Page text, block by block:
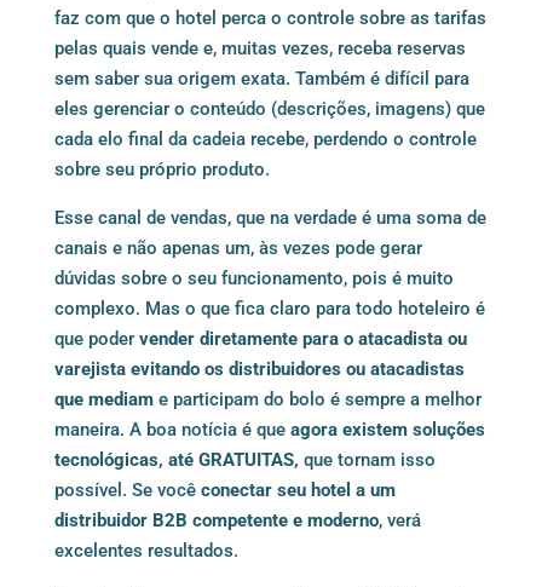
faz com que o hotel perca o controle sobre as tarifas
pelas quais vende e, muitas vezes, receba reservas
sem saber sua origem exata. Também é difícil para
eles gerenciar o conteúdo (descrições, imagens) que
cada elo final da cadeia recebe, perdendo o controle
sobre seu próprio produto.
Esse canal de vendas, que na verdade é uma soma de
canais e não apenas um, às vezes pode gerar
dúvidas sobre o seu funcionamento, pois é muito
complexo. Mas o que fica claro para todo hoteleiro é
que poder vender diretamente para o atacadista ou
varejista evitando os distribuidores ou atacadistas
que mediame participam do bolo é sempre a melhor
maneira. A boa notícia é que agora existem soluções
tecnológicas, até GRATUITAS, que tornam isso
possível. Se você conectar seu hotel a um
distribuidor B2B competente e moderno, verá
excelentes resultados.